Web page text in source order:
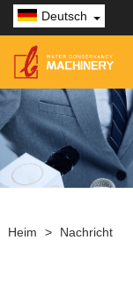
Deutsch
Heim > Nachricht